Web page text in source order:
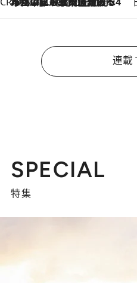
連載
SPECIAL
特集